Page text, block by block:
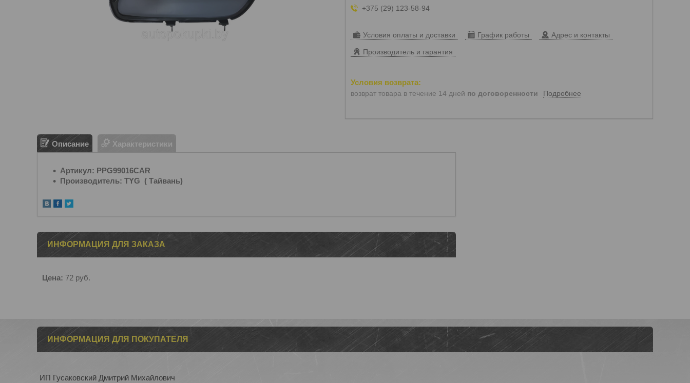
+375 (29) 123-58-94
Условия оплаты и доставки График работы Адрес и контакты
Производитель и гарантия
возврат товара в течение 14 дней по договоренности Подробнее
Описание Характеристики
Артикул: PPG99016CAR
Производитель: TYG ( Тайвань)
ИНФОРМАЦИЯ ДЛЯ ЗАКАЗА
Цена: 72 руб.
ИНФОРМАЦИЯ ДЛЯ ПОКУПАТЕЛЯ
ИП Гусаковский Дмитрий Михайлович